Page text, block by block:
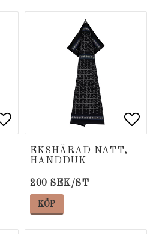
Lägg till i
Lägg till i
EKSHÄRAD NATT,
HANDDUK
200 SEK/ST
KÖP